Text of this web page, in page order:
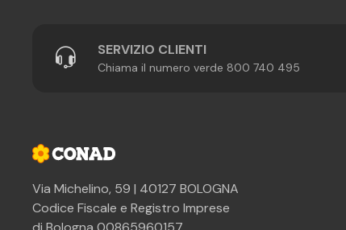
SERVIZIO CLIENTI
Chiama il numero verde 800 740 495
Via Michelino, 59 | 40127 BOLOGNA
Codice Fiscale e Registro Imprese